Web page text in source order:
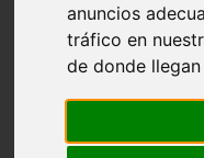
anuncios
tráfico en
de donde